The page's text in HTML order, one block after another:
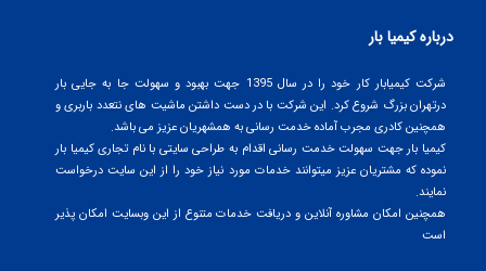
درباره کیمیا بار
شرکت کیمیابار کار خود را در سال 1395 جهت بهبود و سهولت جا به جایی بار
درتهران بزرگ شروع کرد. این شرکت با در دست داشتن ماشیت های نتعدد باربری و
همچنین کادری مجرب آماده خدمت رسانی به همشهریان عزیز می باشد.
کیمیا بار جهت سهولت خدمت رسانی اقدام به طراحی سایتی با نام تجاری کیمیا بار
نموده که مشتریان عزیز میتوانند خدمات مورد نیاز خود را از این سایت درخواست
نمایند.
همچنین امکان مشاوره آنلاین و دریافت خدمات متنوع از این وبسایت امکان پذیر
است